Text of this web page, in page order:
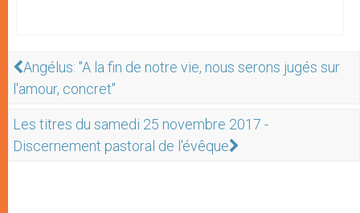
Angélus: "A la fin de notre vie, nous serons jugés sur
l'amour, concret"
Les titres du samedi 25 novembre 2017 -
Discernement pastoral de l'évêque